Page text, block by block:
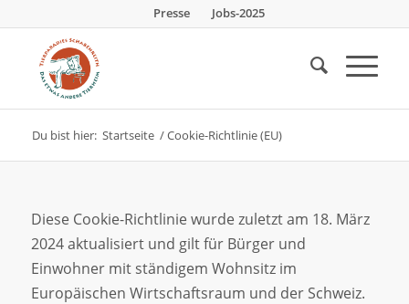
Presse Jobs-2025
Du bist hier: Startseite /Cookie-Richtlinie (EU)
Diese Cookie-Richtlinie wurde zuletzt am 18. März
2024 aktualisiert und gilt für Bürger und
Einwohner mit ständigem Wohnsitz im
Europäischen Wirtschaftsraum und der Schweiz.